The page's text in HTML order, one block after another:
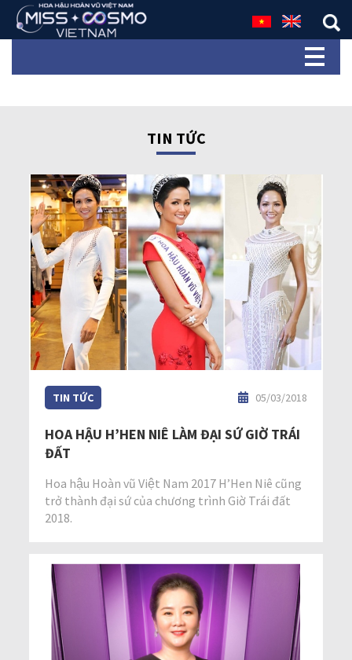
TIN TỨC
TIN TỨC 05/03/2018
HOA HẬU H’HEN NIÊ LÀM ĐẠI SỨ GIỜ TRÁI
ĐẤT
Hoa hậu Hoàn vũ Việt Nam 2017 H’Hen Niê cũng
trở thành đại sứ của chương trình Giờ Trái đất
2018.